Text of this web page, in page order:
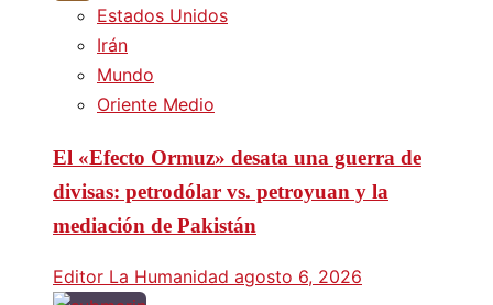
Estados Unidos
Irán
Mundo
Oriente Medio
El «Efecto Ormuz» desata una guerra de
divisas: petrodólar vs. petroyuan y la
mediación de Pakistán
Editor La Humanidad agosto 6, 2026